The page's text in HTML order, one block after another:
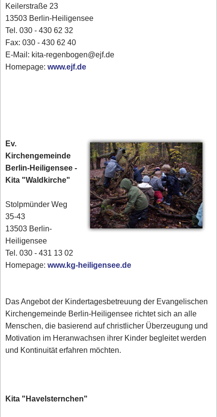
Keilerstraße 23
13503 Berlin-Heiligensee
Tel. 030 - 430 62 32
Fax: 030 - 430 62 40
E-Mail: kita-regenbogen@ejf.de
Homepage:www.ejf.de
Ev.
Kirchengemeinde
Berlin-Heiligensee -
Kita "Waldkirche"
Stolpmünder Weg
35-43
13503 Berlin-
Heiligensee
Tel. 030 - 431 13 02‎
Homepage:www.kg-heiligensee.de
Das Angebot der Kindertagesbetreuung der Evangelischen
Kirchengemeinde Berlin-Heiligensee richtet sich an alle
Menschen, die basierend auf christlicher Überzeugung und
Motivation im Heranwachsen ihrer Kinder begleitet werden
und Kontinuität erfahren möchten.
Kita "Havelsternchen"